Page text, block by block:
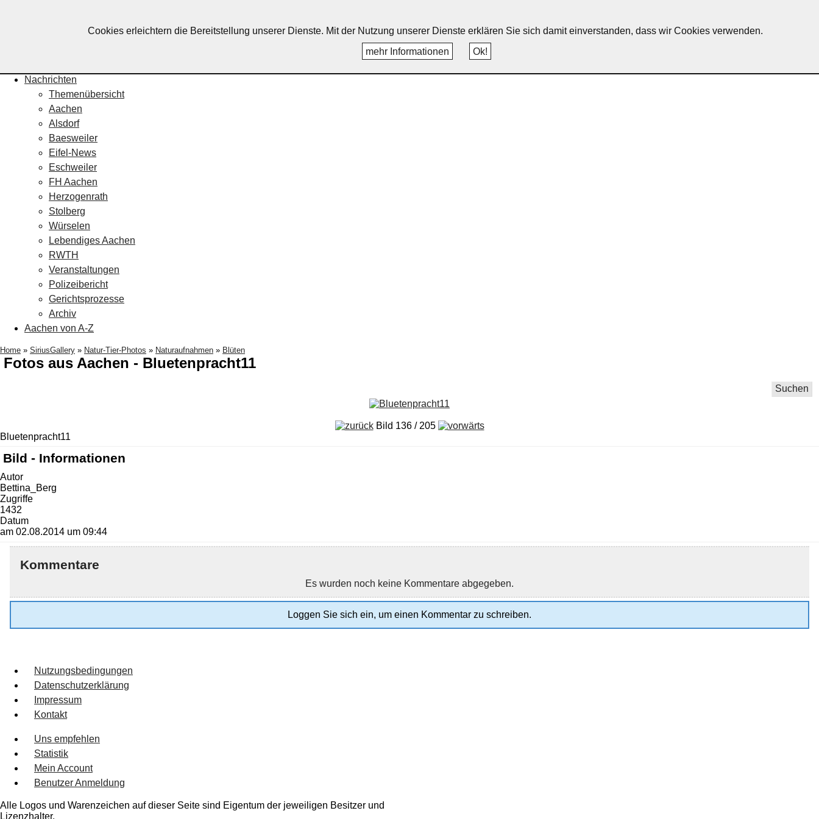
Nachrichten
Themenübersicht
Aachen
Alsdorf
Baesweiler
Eifel-News
Eschweiler
FH Aachen
Herzogenrath
Stolberg
Würselen
Lebendiges Aachen
RWTH
Veranstaltungen
Polizeibericht
Gerichtsprozesse
Archiv
Aachen von A-Z
Home » SiriusGallery » Natur-Tier-Photos » Naturaufnahmen » Blüten
Fotos aus Aachen - Bluetenpracht11
Suchen
Bild 136 / 205
Bluetenpracht11
Bild - Informationen
Autor
Bettina_Berg
Zugriffe
1432
Datum
am 02.08.2014 um 09:44
Kommentare
Es wurden noch keine Kommentare abgegeben.
Loggen Sie sich ein, um einen Kommentar zu schreiben.
Nutzungsbedingungen
Datenschutzerklärung
Impressum
Kontakt
Uns empfehlen
Statistik
Mein Account
Benutzer Anmeldung
Alle Logos und Warenzeichen auf dieser Seite sind Eigentum der jeweiligen Besitzer und
Lizenzhalter.
Cookies erleichtern die Bereitstellung unserer Dienste. Mit der Nutzung unserer Dienste erklären Sie sich damit einverstanden, dass wir Cookies verwenden.
mehr Informationen
Ok!